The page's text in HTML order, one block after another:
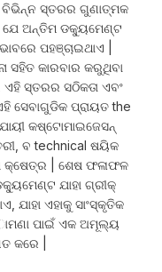
ବିଭିନ୍ନ ସ୍ତରର ଗୁଣାତ୍ମକ
ଯେ ଅନ୍ତିମ ଡକ୍ୟୁମେଣ୍ଟ
ପହଞ୍ଚାଇଥାଏ |
ସହିତ କାରବାର କରୁଥିବା
ସ୍ତରର ସଠିକତା ଏବଂ
ସେବାଗୁଡିକ ପ୍ରାୟତ the
କଷ୍ଟୋମାଇଜେସନ୍
ବ technical ଷୟିକ
କ୍ଷେତ୍ର | ଶେଷ ଫଳାଫଳ
ଯାହା ଗ୍ରୀକ୍
ଏହାକୁ ସାଂସ୍କୃତିକ
ପାଇଁ ଏକ ଅମୂଲ୍ୟ
କରେ |